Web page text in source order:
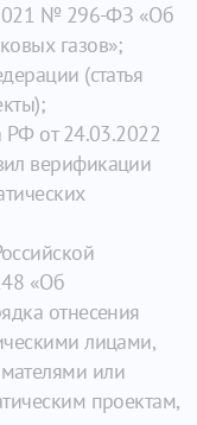
№ 296-ФЗ «Об
газов»;
(статья
РФ от 24.03.2022
верификации
«Об
отнесения
лицами,
или
проектам,